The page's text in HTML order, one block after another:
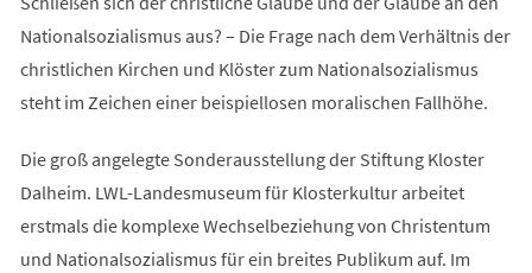
Nationalsozialismus aus? – Die Frage nach dem Verhältnis der
christlichen Kirchen und Klöster zum Nationalsozialismus
steht im Zeichen einer beispiellosen moralischen Fallhöhe.
Die groß angelegte Sonderausstellung der Stiftung Kloster
Dalheim. LWL-Landesmuseum für Klosterkultur arbeitet
erstmals die komplexe Wechselbeziehung von Christentum
und Nationalsozialismus für ein breites Publikum auf. Im